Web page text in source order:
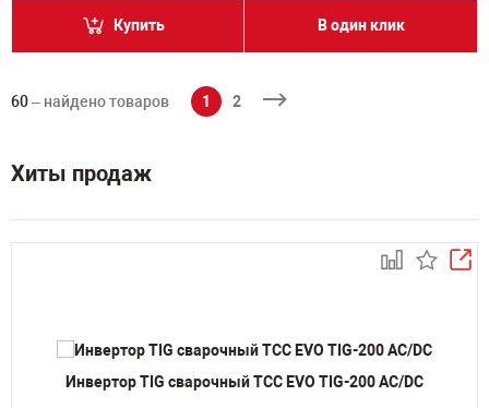
Купить В один клик
60– найдено товаров 1 2
Хиты продаж
Инвертор TIG сварочный ТСС EVO TIG-200 AC/DC